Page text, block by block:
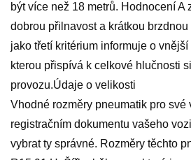
být více než 18 metrů. Hodnocení A
dobrou přilnavost a krátkou
jako třetí kritérium informuje o
kterou přispívá k celkové hlučnosti
provozu.Údaje o velikosti
Vhodné rozměry pneumatik pro své
registračním dokumentu vašeho
vybrat ty správné. Rozměry těchto